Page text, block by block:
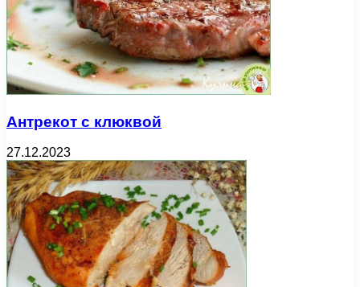
Антрекот с клюквой
27.12.2023